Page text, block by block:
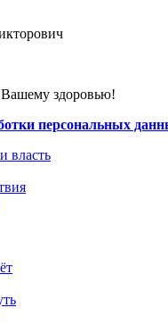
здоровью!
персональных
власть